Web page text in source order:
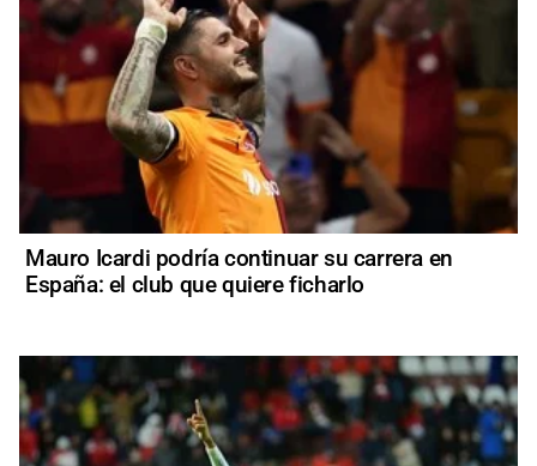
Mauro Icardi podría continuar su carrera en
España: el club que quiere ficharlo